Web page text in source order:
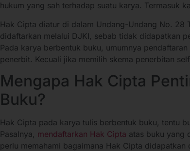
hukum yang sah terhadap suatu karya. Termasuk
Hak Cipta diatur di dalam Undang-Undang No. 28
didaftarkan melalui DJKI, sebab tidak didapatkan
Pada karya berbentuk buku, umumnya
penerbit. Kecuali jika memilih skema penerbitan
Mengapa Hak Cipta
Buku?
Hak Cipta pada karya tulis berbentuk buku, tentu
Pasalnya, mendaftarkan Hak Cipta atas buku yang
perlu memahami bagaimana Hak Cipta didapatkan